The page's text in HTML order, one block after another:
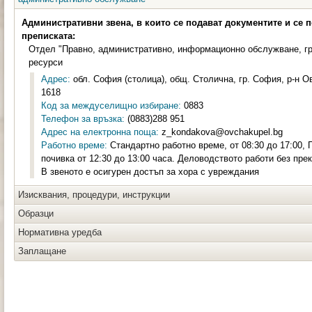
Административни звена, в които се подават документите и се
преписката:
Отдел "Правно, административно, информационно обслужване,
ресурси
Адрес: обл. София (столица), общ. Столична, гр. София, р-н
1618
Код за междуселищно избиране: 0883
Телефон за връзка: (0883)288 951
Адрес на електронна поща: z_kondakova@ovchakupel.bg
Работно време: Стандартно работно време, от 08:30 до
почивка от 12:30 до 13:00 часа. Деловодството работи без
В звеното е осигурен достъп за хора с увреждания
Изисквания, процедури, инструкции
Образци
Нормативна уредба
Заплащане